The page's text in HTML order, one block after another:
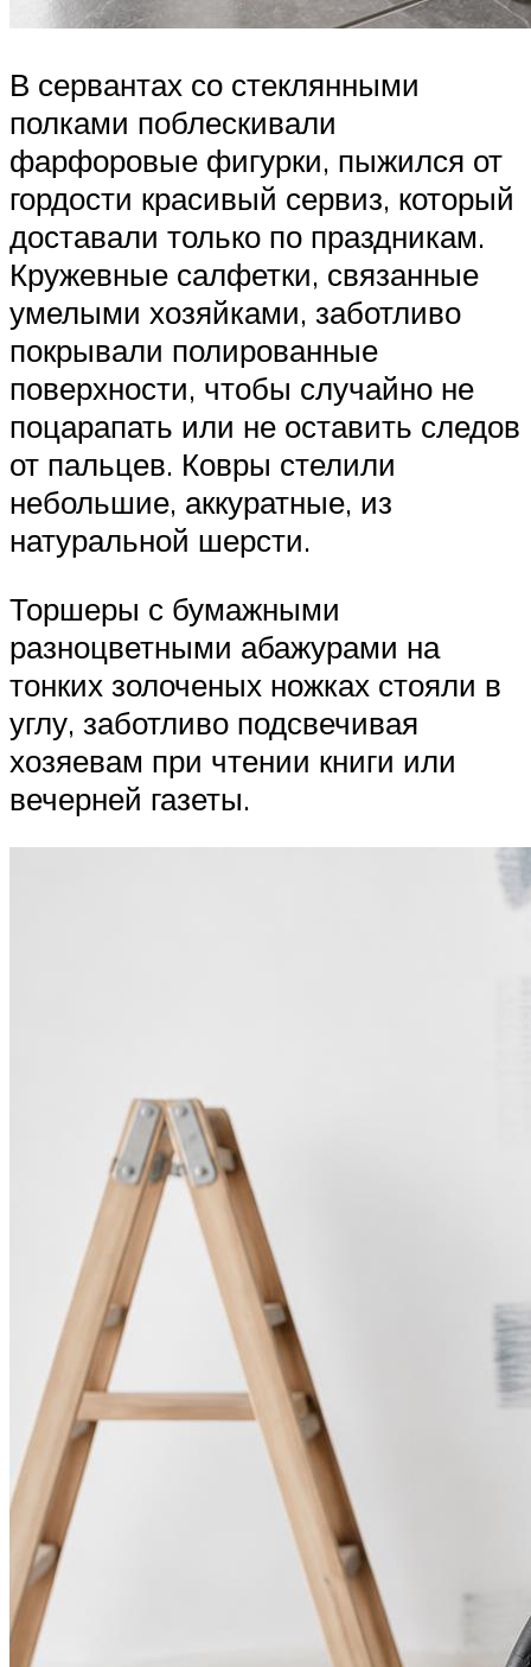
В сервантах со стеклянными
полками поблескивали
фарфоровые фигурки, пыжился от
гордости красивый сервиз, который
доставали только по праздникам.
Кружевные салфетки, связанные
умелыми хозяйками, заботливо
покрывали полированные
поверхности, чтобы случайно не
поцарапать или не оставить следов
от пальцев. Ковры стелили
небольшие, аккуратные, из
натуральной шерсти.
Торшеры с бумажными
разноцветными абажурами на
тонких золоченых ножках стояли в
углу, заботливо подсвечивая
хозяевам при чтении книги или
вечерней газеты.